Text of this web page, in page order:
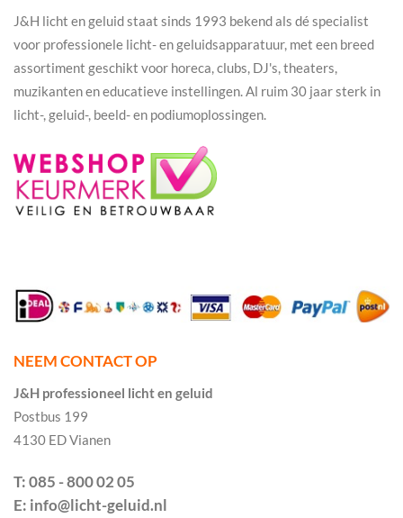
J&H licht en geluid staat sinds 1993 bekend als dé specialist
voor professionele licht- en geluidsapparatuur, met een breed
assortiment geschikt voor horeca, clubs, DJ's, theaters,
muzikanten en educatieve instellingen. Al ruim 30 jaar sterk in
licht-, geluid-, beeld- en podiumoplossingen.
NEEM CONTACT OP
J&H professioneel licht en geluid
Postbus 199
4130 ED Vianen
T: 085 - 800 02 05
E: info@licht-geluid.nl